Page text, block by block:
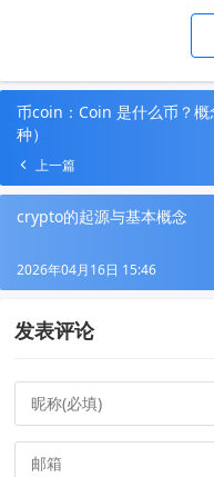
币coin：Coin 是什么币？概
种）
上一篇
crypto的起源与基本概念
2026年04月16日 15:46
发表评论